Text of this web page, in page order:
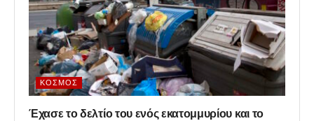
ΚΌΣΜΟΣ
Έχασε το δελτίο του ενός εκατομμυρίου και το